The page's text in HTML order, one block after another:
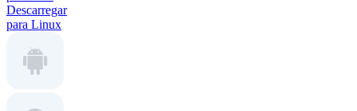
Descarregar
para Linux